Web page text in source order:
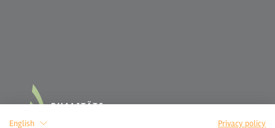
English Privacy policy